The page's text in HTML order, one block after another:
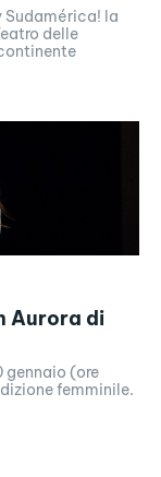
Sudamérica! la
delle
Aurora di
gennaio (ore
femminile.